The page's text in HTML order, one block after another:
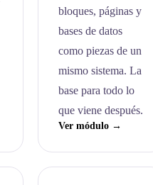
bloques, páginas y
bases de datos
como piezas de un
mismo sistema. La
base para todo lo
que viene después.
Ver módulo →